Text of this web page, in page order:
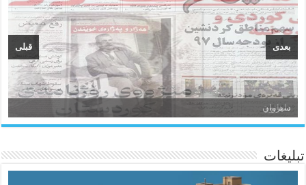
سیروان
ئاژانسی هەواڵی مێهر
قبلی بعدی
تبلیغات